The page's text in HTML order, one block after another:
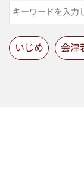
いじめ 会津